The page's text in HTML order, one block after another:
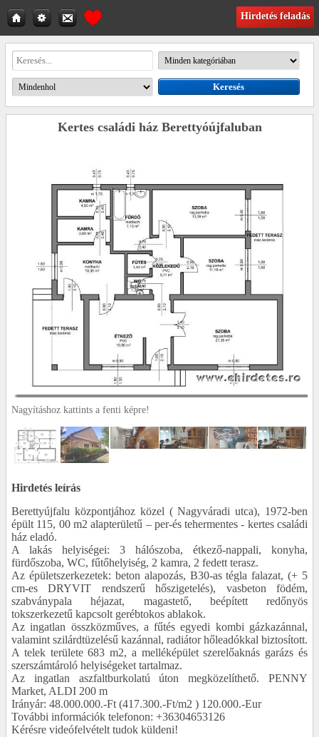
Hirdetés feladás
Kertes családi ház Berettyóújfaluban
Nagyításhoz kattints a fenti képre!
Hirdetés leírás
Berettyújfalu központjához közel ( Nagyváradi utca), 1972-ben
épült 115, 00 m2 alapterületű – per-és tehermentes - kertes családi
ház eladó.
A lakás helyiségei: 3 hálószoba, étkező-nappali, konyha,
fürdőszoba, WC, fűtőhelyiség, 2 kamra, 2 fedett terasz.
Az épületszerkezetek: beton alapozás, B30-as tégla falazat, (+ 5
cm-es DRYVIT rendszerű hőszigetelés), vasbeton födém,
szabványpala héjazat, magastető, beépített redőnyös
tokszerkezetű kapcsolt gerébtokos ablakok.
Az ingatlan összközműves, a fűtés egyedi kombi gázkazánnal,
valamint szilárdtüzelésű kazánnal, radiátor hőleadókkal biztosított.
A telek területe 683 m2, a melléképület szerelőaknás garázs és
szerszámtároló helyiségeket tartalmaz.
Az ingatlan aszfaltburkolatú úton megközelíthető. PENNY
Market, ALDI 200 m
Irányár: 48.000.000.-Ft (417.300.-Ft/m2 ) 120.000.-Eur
További információk telefonon: +36304653126
Kérésre videófelvételt tudok küldeni!